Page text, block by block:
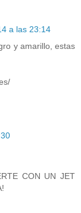
a las 23:14
y amarillo, estas
CON UN JET